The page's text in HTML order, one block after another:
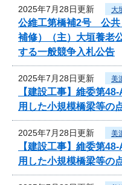
2025年7月28日更新 大
公維工第橋補2号 公共
補修）（主）大垣養老
する一般競争入札公告
2025年7月28日更新 美
【建設工事】維委第
用した小規模橋梁等の
2025年7月28日更新 美
【建設工事】維委第
用した小規模橋梁等の